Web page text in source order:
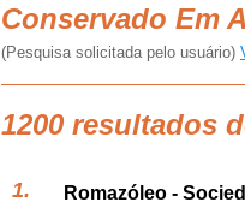
Conservado Em
(Pesquisa solicitada pelo usuário)
1200 resultados
Romazóleo -